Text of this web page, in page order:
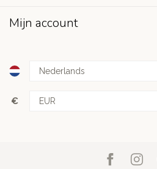
Mijn account
€